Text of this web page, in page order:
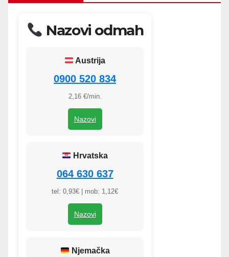
Nazovi odmah
Austrija
0900 520 834
2,16 €/min.
Nazovi
Hrvatska
064 630 637
tel: 0,93€ | mob: 1,12€
Nazovi
Njemačka